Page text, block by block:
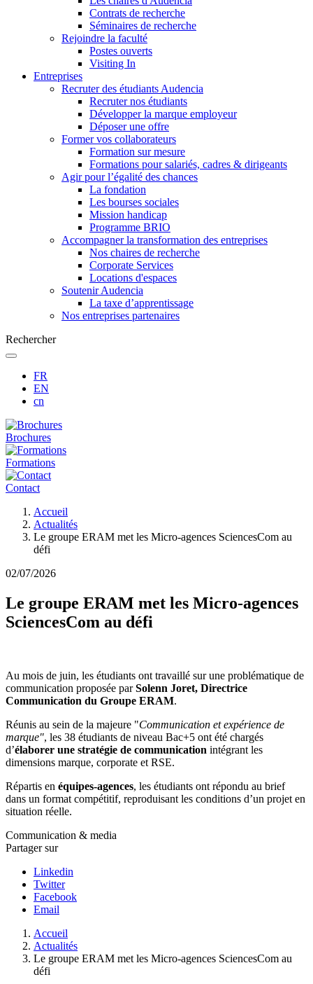
Contrats de recherche
Séminaires de recherche
Rejoindre la faculté
Postes ouverts
Visiting In
Entreprises
Recruter des étudiants Audencia
Recruter nos étudiants
Développer la marque employeur
Déposer une offre
Former vos collaborateurs
Formation sur mesure
Formations pour salariés, cadres & dirigeants
Agir pour l’égalité des chances
La fondation
Les bourses sociales
Mission handicap
Programme BRIO
Accompagner la transformation des entreprises
Nos chaires de recherche
Corporate Services
Locations d'espaces
Soutenir Audencia
La taxe d’apprentissage
Nos entreprises partenaires
Rechercher
FR
EN
cn
Brochures
Formations
Contact
d'Ariane
Accueil
Actualités
Le groupe ERAM met les Micro-agences SciencesCom au
défi
02/07/2026
Le groupe ERAM met les Micro-agences
SciencesCom au défi
Au mois de juin, les étudiants ont travaillé sur une problématique de
communication proposée parSolenn Joret, Directrice
Communication du Groupe ERAM.
Réunis au sein de la majeure "Communication et expérience de
marque", les 38 étudiants de niveau Bac+5 ont été chargés
d’élaborer une stratégie de communication intégrant les
dimensions marque, corporate et RSE.
Répartis en équipes‑agences, les étudiants ont répondu au brief
dans un format compétitif, reproduisant les conditions d’un projet en
situation réelle.
Communication & media
Partager sur
Linkedin
Twitter
Facebook
Email
d'Ariane
Accueil
Actualités
Le groupe ERAM met les Micro-agences SciencesCom au
défi